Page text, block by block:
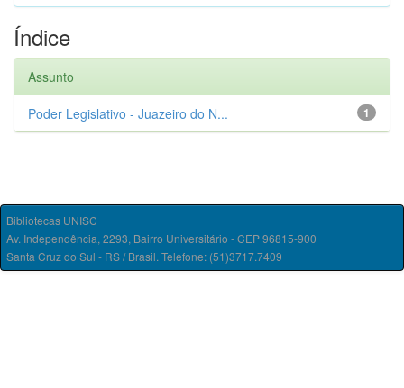
Índice
Assunto
1
Poder Legislativo - Juazeiro do N...
Bibliotecas UNISC
Av. Independência, 2293, Bairro Universitário - CEP 96815-900
Santa Cruz do Sul - RS / Brasil. Telefone: (51)3717.7409